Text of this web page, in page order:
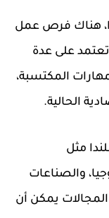
هناك فرص عمل
على عدة
المكتسبة،
الحالية.
مثل
والصناعات
المجالات يمكن أن